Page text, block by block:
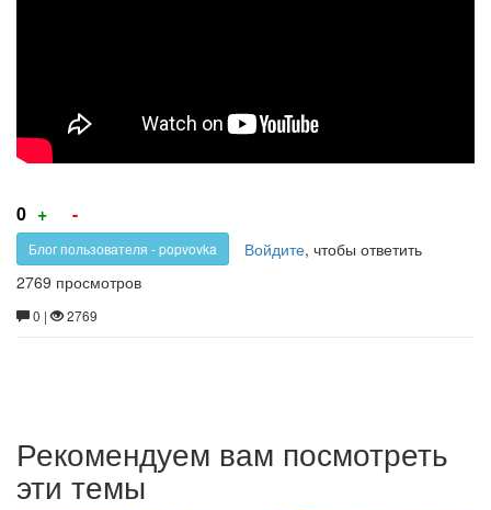
0 +
за!
-
против!
Блог пользователя - popvovka Войдите, чтобы ответить
2769 просмотров
0 | 2769
Рекомендуем вам посмотреть
эти темы